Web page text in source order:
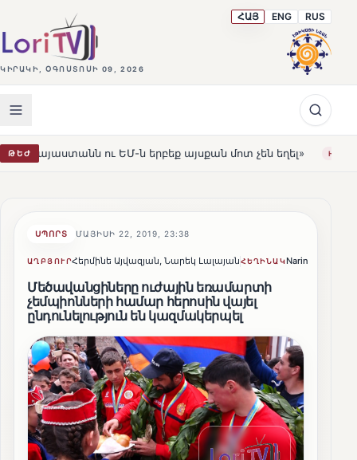
ԿԻՐԱԿԻ, ՕԳՈՍՏՈՍԻ 09, 2026
ՀԱՅ ENG RUS
ԹԵԺ
ու ԵՄ-ն երբեք այսքան մոտ չեն եղել» HOT
ՍՊՈՐՏ ՄԱՅԻՍԻ 22, 2019, 23:38
ԱՂԲՅՈՒՐՀերմինե Այվազյան, Նարեկ ԼալայանՀԵՂԻՆԱԿNarine Avetisyan
Մեծավանցիները ուժային եռամարտի
չեմպիոնների համար հերոսին վայել
ընդունելություն են կազմակերպել